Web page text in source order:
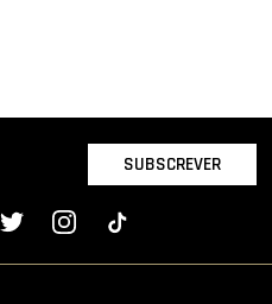
SUBSCREVER